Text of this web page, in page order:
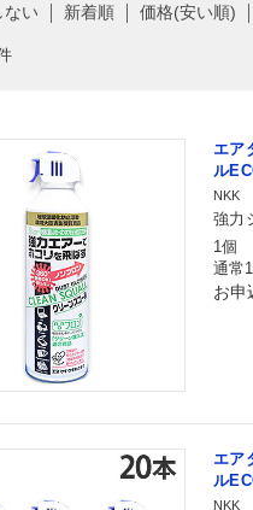
ない 新着順 価格(安い順)
エア
ル
NKK
強力
1個
通常
お申
エア
ル
NKK